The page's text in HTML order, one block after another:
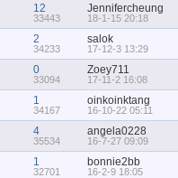
12
33443
Jennifercheung
18-1-15 20:18
2
34233
salok
17-12-3 13:29
0
33094
Zoey711
17-11-2 16:08
1
34167
oinkoinktang
16-10-22 05:11
4
35534
angela0228
16-7-27 09:09
1
32701
bonnie2bb
16-2-9 18:05